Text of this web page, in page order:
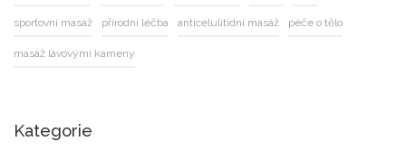
sportovní masáž přírodní léčba anticelulitidní masáž péče o tělo
masáž lávovými kameny
Kategorie